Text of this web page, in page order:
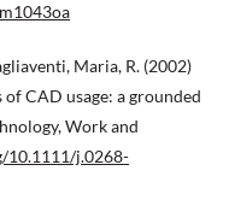
Maria, R. (2002)
CAD usage: a grounded
Work and
10.1111/j.0268-